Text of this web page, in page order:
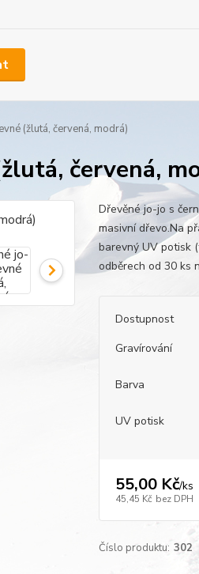
(žlutá, červená, modrá)
červená,
Dřevěné jo-jo s
masivní dřevo.Na
barevný UV potisk
odběrech od 30 ks
Dostupnost
Gravírování
Barva
UV potisk
55,00 Kč/ks
45,45 Kč bez DPH
Číslo produktu: 302